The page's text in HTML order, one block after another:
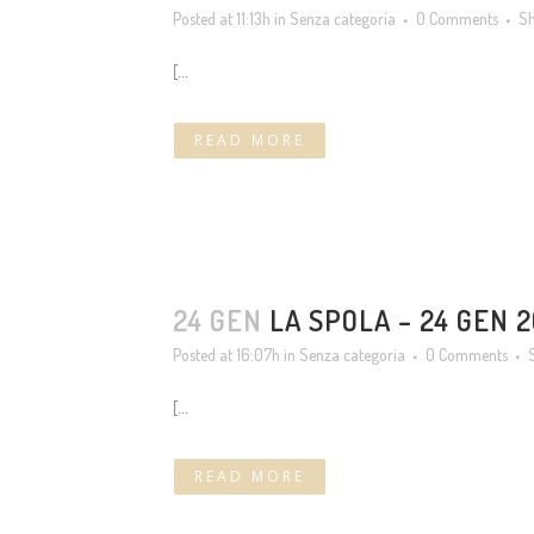
Posted at 11:13h in Senza categoria 0 Comments
[...
READ MORE
24 GEN LA SPOLA – 24 GEN
Posted at 16:07h in Senza categoria 0 Comments
[...
READ MORE